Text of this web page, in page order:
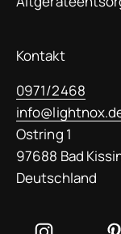
Kontakt
0971/2468
Ostring 1
97688 Bad
Deutschland